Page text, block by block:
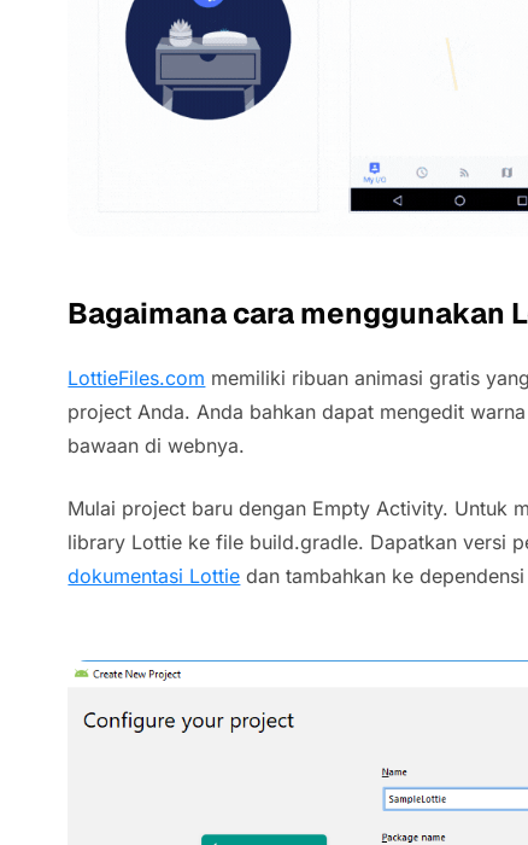
Bagaimana cara menggunakan
LottieFiles.com memiliki ribuan animasi gratis
project Anda. Anda bahkan dapat mengedit
bawaan di webnya.
Mulai project baru dengan Empty Activity. Untuk
library Lottie ke file build.gradle. Dapatkan versi
dokumentasi Lottie dan tambahkan ke